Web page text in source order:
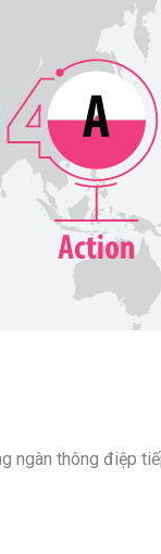
ngàn thông điệp